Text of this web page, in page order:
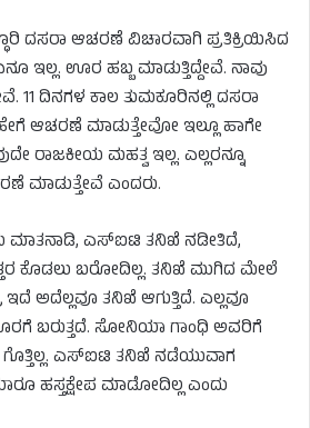
ದಸರಾ ಆಚರಣೆ ವಿಚಾರವಾಗಿ ಪ್ರತಿಕ್ರಿಯಿಸಿದ
ಇಲ್ಲ. ಊರ ಹಬ್ಬ ಮಾಡುತ್ತಿದ್ದೇವೆ. ನಾವು
11 ದಿನಗಳ ಕಾಲ ತುಮಕೂರಿನಲ್ಲಿ ದಸರಾ
ಆಚರಣೆ ಮಾಡುತ್ತೇವೋ ಇಲ್ಲೂ ಹಾಗೇ
ರಾಜಕೀಯ ಮಹತ್ವ ಇಲ್ಲ. ಎಲ್ಲರನ್ನೂ
ಮಾಡುತ್ತೇವೆ ಎಂದರು.
ಮಾತನಾಡಿ, ಎಸ್‌ಐಟಿ ತನಿಖೆ ನಡೀತಿದೆ,
ಕೊಡಲು ಬರೋದಿಲ್ಲ. ತನಿಖೆ ಮುಗಿದ ಮೇಲೆ
ಅದೆಲ್ಲವೂ ತನಿಖೆ ಆಗುತ್ತಿದೆ. ಎಲ್ಲವೂ
ಬರುತ್ತದೆ. ಸೋನಿಯಾ ಗಾಂಧಿ ಅವರಿಗೆ
ಎಸ್‌ಐಟಿ ತನಿಖೆ ನಡೆಯುವಾಗ
ಹಸ್ತಕ್ಷೇಪ ಮಾಡೋದಿಲ್ಲ ಎಂದು